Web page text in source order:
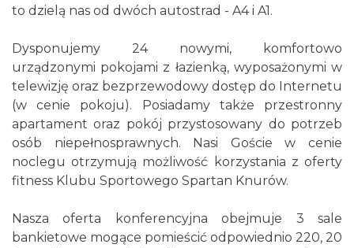
to dzielą nas od dwóch autostrad - A4 i A1.
Dysponujemy 24 nowymi, komfortowo
urządzonymi pokojami z łazienką, wyposażonymi w
telewizję oraz bezprzewodowy dostęp do Internetu
(w cenie pokoju). Posiadamy także przestronny
apartament oraz pokój przystosowany do potrzeb
osób niepełnosprawnych. Nasi Goście w cenie
noclegu otrzymują możliwość korzystania z oferty
fitness Klubu Sportowego Spartan Knurów.
Nasza oferta konferencyjna obejmuje 3 sale
bankietowe mogące pomieścić odpowiednio 220, 20